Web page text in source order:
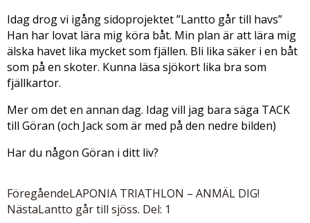
Idag drog vi igång sidoprojektet ”Lantto går till havs”
Han har lovat lära mig köra båt. Min plan är att lära mig
älska havet lika mycket som fjällen. Bli lika säker i en båt
som på en skoter. Kunna läsa sjökort lika bra som
fjällkartor.
Mer om det en annan dag. Idag vill jag bara säga TACK
till Göran (och Jack som är med på den nedre bilden)
Har du någon Göran i ditt liv?
FöregåendeLAPONIA TRIATHLON – ANMÄL DIG!
NästaLantto går till sjöss. Del: 1